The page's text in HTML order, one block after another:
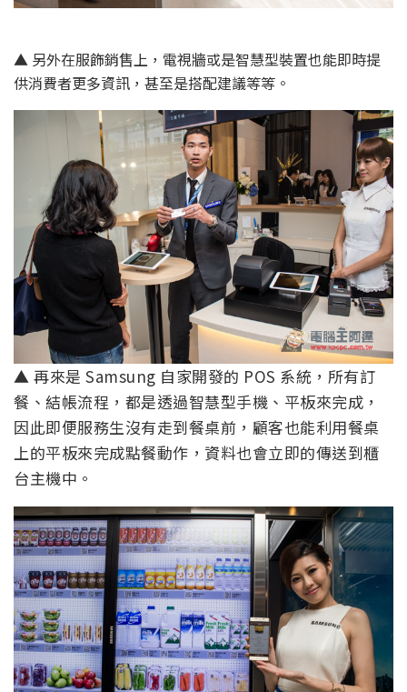
▲ 另外在服飾銷售上，電視牆或是智慧型裝置也能即時提
供消費者更多資訊，甚至是搭配建議等等。
▲ 再來是 Samsung 自家開發的 POS 系統，所有訂
餐、結帳流程，都是透過智慧型手機、平板來完成，
因此即便服務生沒有走到餐桌前，顧客也能利用餐桌
上的平板來完成點餐動作，資料也會立即的傳送到櫃
台主機中。